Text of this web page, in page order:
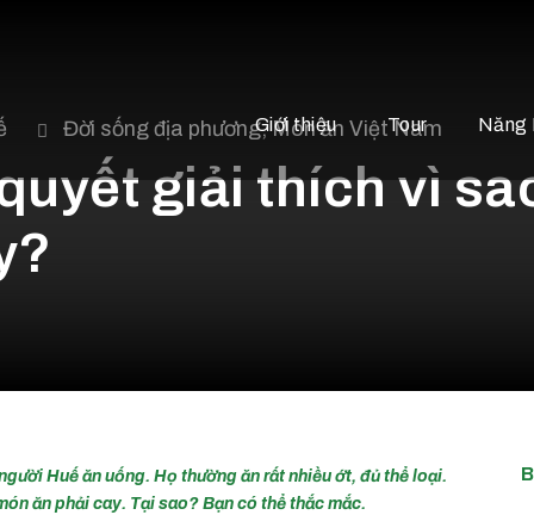
Giới thiệu Tour Năng
Đời sống địa phương, Món ăn Việt Nam
giải thích vì
Huế ăn uống. Họ thường ăn rất nhiều ớt, đủ thể loại.
ăn phải cay. Tại sao? Bạn có thể thắc mắc.